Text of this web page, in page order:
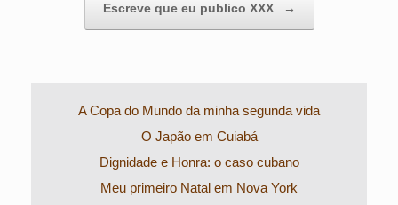
Escreve que eu publico XXX →
A Copa do Mundo da minha segunda vida
O Japão em Cuiabá
Dignidade e Honra: o caso cubano
Meu primeiro Natal em Nova York